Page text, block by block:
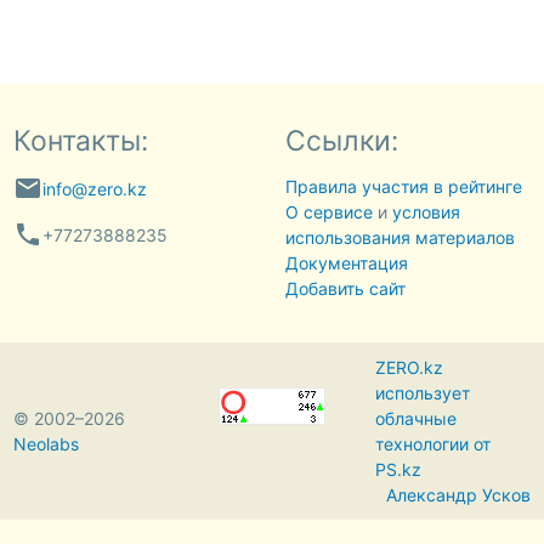
Контакты:
emailinfo@zero.kz
phone +77273888235
Ссылки:
Правила участия в рейтинге
О сервисеи условия
использования материалов
Документация
Добавить сайт
© 2002–2026
Neolabs
ZERO.kz
использует
облачные
технологии от
PS.kz
Александр Усков